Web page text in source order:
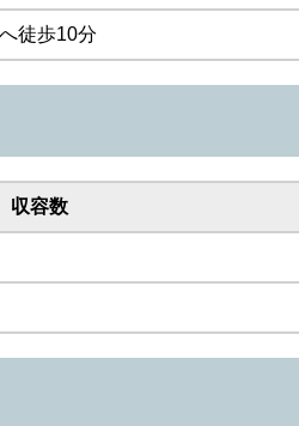
徒歩10分
収容数